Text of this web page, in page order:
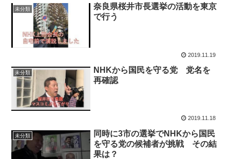
未分類
奈良県桜井市長選挙の活動を東京
で行う
2019.11.19
未分類
NHKから国民を守る党 党名を
再確認
2019.11.18
未分類
同時に3市の選挙でNHKから国民
を守る党の候補者が挑戦 その結
果は？